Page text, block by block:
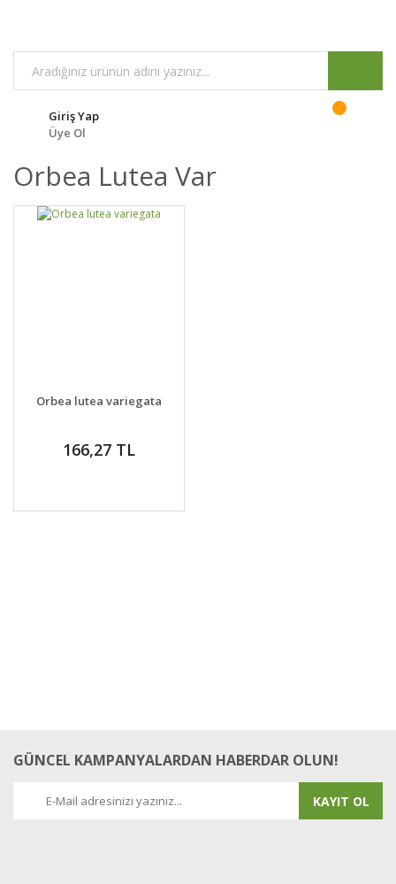
Giriş Yap
Üye Ol
Orbea Lutea Var
DETAYLAR
VER
Orbea lutea variegata
166,27 TL
GÜNCEL KAMPANYALARDAN HABERDAR OLUN!
KAYIT OL